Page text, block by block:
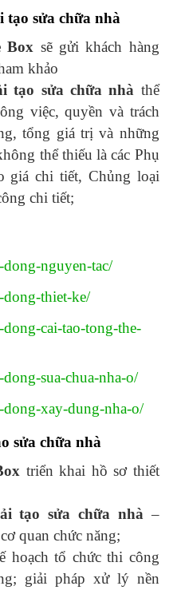
sửa chữa nhà
Box sẽ gửi khách hàng
khảo
tạo sửa chữa nhà thể
việc, quyền và trách
tổng giá trị và những
thể thiếu là các Phụ
giá chi tiết, Chủng loại
chi tiết;
nguyen-tac/
thiet-ke/
cai-tao-tong-the-
sua-chua-nha-o/
xay-dung-nha-o/
sửa chữa nhà
triển khai hồ sơ thiết
tạo sửa chữa nhà–
quan chức năng;
hoạch tổ chức thi công
giải pháp xử lý nền